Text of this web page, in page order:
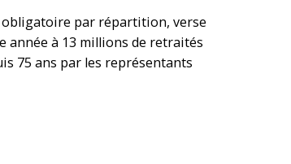
obligatoire par répartition, verse
année à 13 millions de retraités
75 ans par les représentants